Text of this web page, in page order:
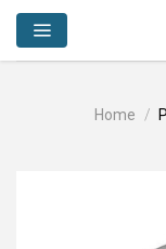
Skip
content
Home /